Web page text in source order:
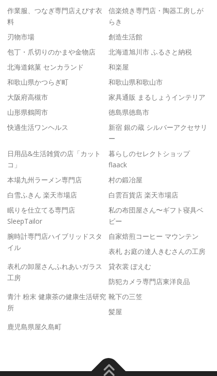
作業服、つなぎ専門店えびす衣
料
信楽焼き専門店・陶器工房しが
らき
刃物市場
創造生活館
包丁・爪切りのかまや金物店
北海道旭川市 ふるさと納税
北海道銘菓 センカランド
和楽屋
和歌山県かつらぎ町
和歌山県和歌山市
大阪府高槻市
家具通販 まるしょうインテリア
山形県鶴岡市
徳島県徳島市
快適生活ワンヘルス
新宿 銀の蔵 シルバーアクセサリ
ー
日用品&生活雑貨の店「カット
コ」
暮らしのセレクトショップ
flaack
本場九州ラーメン専門店
村の鍛冶屋
白雪ふきん 楽天市場店
白雲百貨店 楽天市場店
眠りを仕立てる専門店
SleepTailor
私の布団屋さん〜ギフト寝具ベ
ビー
腕時計専門店ハイブリッドスタ
イル
自家焙煎コーヒー マウンテン
表札 お庭の達人きむさんの工房
表札の卸屋さんふれあいガラス
工房
貸衣裳 ぽえむ
防犯カメラ専門店東洋良品
青汁 粉末 健康茶の健康生活研究
所
靴下の三笠
髪屋
鹿児島県屋久島町